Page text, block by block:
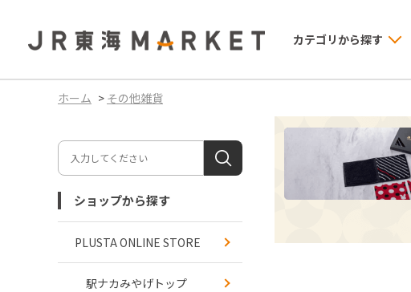
カテゴリから探す
ホーム > その他雑貨
ショップから探す
PLUSTA ONLINE STORE
駅ナカみやげトップ